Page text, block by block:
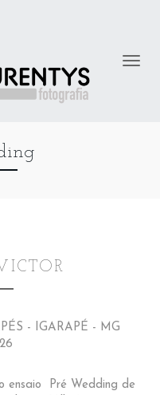
- IGARAPÉ - MG
ensaio Pré Wedding de